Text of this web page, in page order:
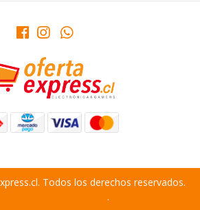
Todos los derechos reservados.
.